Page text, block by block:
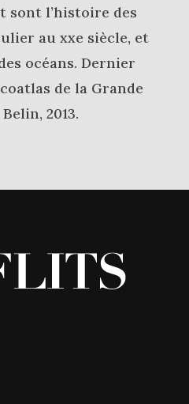
sont l’histoire des
au xxe siècle, et
océans. Dernier
de la Grande
2013.